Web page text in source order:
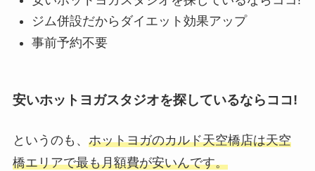
ジム併設だからダイエット効果アップ
事前予約不要
安いホットヨガスタジオを探しているならココ!
というのも、 ホットヨガのカルド天空橋店は天空
橋エリアで最も月額費が安いんです。